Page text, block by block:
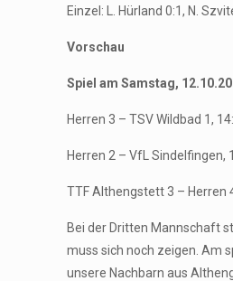
Einzel: L. Hürland 0:1, N.
Vorschau
Spiel am Samstag,
Herren 3 – TSV Wildbad 1,
Herren 2 – VfL Sindelfingen,
TTF Althengstett 3 – Herren
Bei der Dritten Mannschaft
muss sich noch zeigen. Am
unsere Nachbarn aus